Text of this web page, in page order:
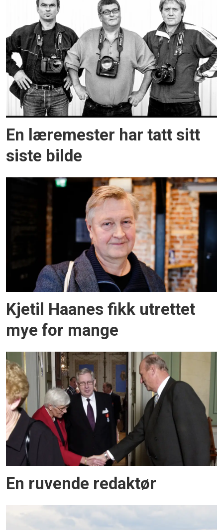
En læremester har tatt sitt
siste bilde
Kjetil Haanes fikk utrettet
mye for mange
En ruvende redaktør